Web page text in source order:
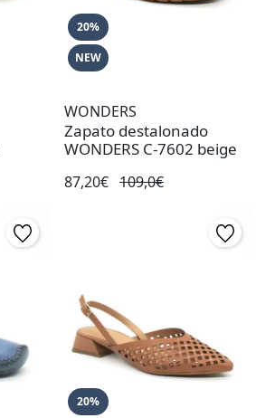
20%
NEW
WONDERS
Zapato destalonado
WONDERS C-7602 beige
87,20€ 109,0€
20%